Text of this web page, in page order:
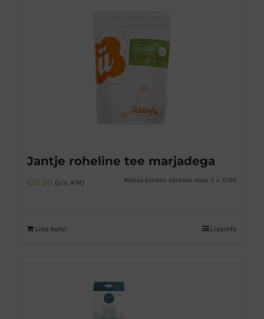
Jantje roheline tee marjadega
€15,30 (sis. KM) Maksa kolmes võrdses osas 3 x 5.10€
Lisa korvi Lisainfo